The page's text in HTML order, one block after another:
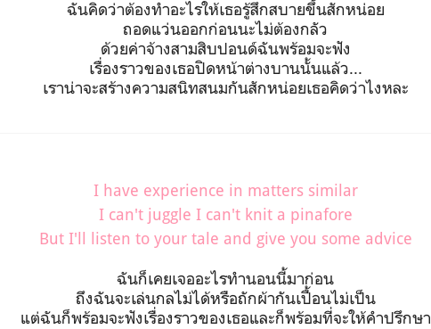
ฉันคิดว่าต้องทำอะไรให้เธอรู้สึกสบายขึ้นสักหน่อย
ถอดแว่นออกก่อนนะไม่ต้องกลัว
ด้วยค่าจ้างสามสิบปอนด์ฉันพร้อมจะฟัง
เรื่องราวของเธอปิดหน้าต่างบานนั้นแล้ว...
เราน่าจะสร้างความสนิทสนมกันสักหน่อยเธอคิดว่าไงหละ
I have experience in matters similar
I can't juggle I can't knit a pinafore
But I'll listen to your tale and give you some advice
ฉันก็เคยเจออะไรทำนอนนี้มาก่อน
ถึงฉันจะเล่นกลไม่ได้หรือถักผ้ากันเปื้อนไม่เป็น
แต่ฉันก็พร้อมจะฟังเรื่องราวของเธอและก็พร้อมที่จะให้คำปรึกษา